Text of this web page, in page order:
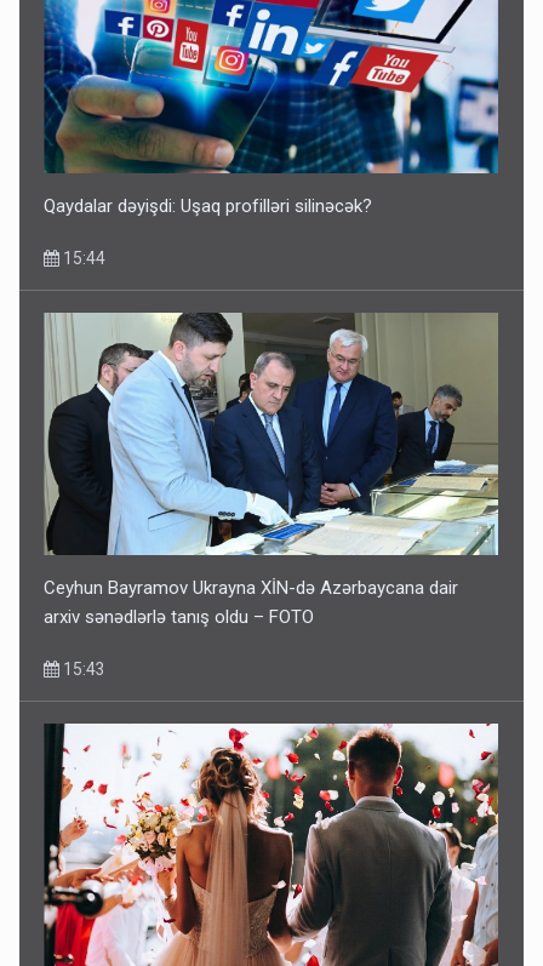
Qaydalar dəyişdi: Uşaq profilləri silinəcək?
15:44
Ceyhun Bayramov Ukrayna XİN-də Azərbaycana dair
arxiv sənədlərlə tanış oldu – FOTO
15:43